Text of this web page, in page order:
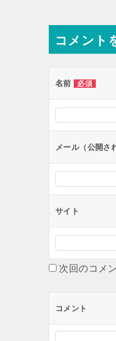
コメント
名前 必須
メール（公開さ
サイト
次回のコメ
コメント